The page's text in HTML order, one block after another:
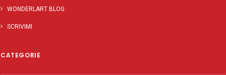
WONDERLART BLOG
SCRIVIMI
CATEGORIE